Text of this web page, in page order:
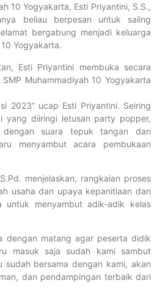
10 Yogyakarta, Esti Priyantini, S.S.,
beliau berpesan untuk saling
bergabung menjadi keluarga
Yogyakarta.
Esti Priyantini membuka secara
Muhammadiyah 10 Yogyakarta
2023” ucap Esti Priyantini. Seiring
yang diiringi letusan party popper,
dengan suara tepuk tangan dan
menyambut acara pembukaan
menjelaskan, rangkaian proses
usaha dan upaya kepanitiaan dan
untuk menyambut adik-adik kelas
dengan matang agar peserta didik
masuk saja sudah kami sambut
sudah bersama dengan kami, akan
dan pendampingan terbaik dari